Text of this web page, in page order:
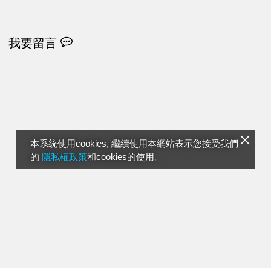
本系統使用cookies, 繼續使用本網站表示您接受我們
的 隱私權政策和cookies的使用。
我要留言